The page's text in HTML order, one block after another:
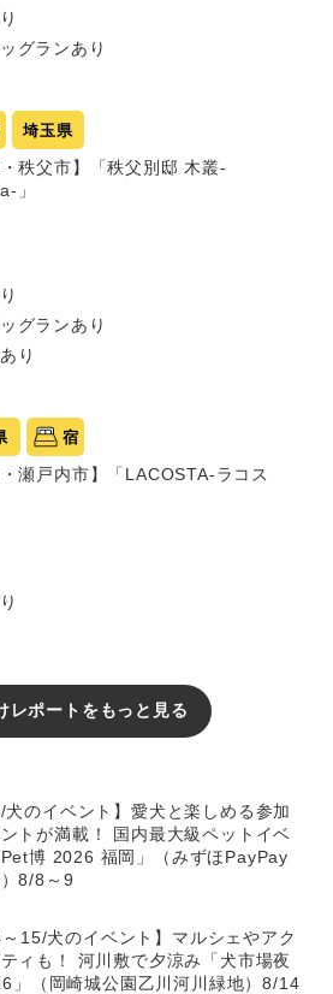
グランあり
埼玉県
・秩父市】「秩父別邸 木叢-
」
グランあり
り
宿
・瀬戸内市】「LACOSTA-ラコス
レポートをもっと見る
/犬のイベント】愛犬と楽しめる参加
トが満載！ 国内最大級ペットイベ
博 2026 福岡」（みずほPayPay
）8/8～9
～15/犬のイベント】マルシェやアク
ィも！ 河川敷で夕涼み「犬市場夜
」（岡崎城公園乙川河川緑地）8/14